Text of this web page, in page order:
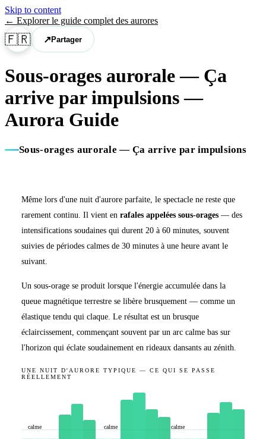
Skip to content
← Explorer le guide complet des aurores
🇫🇷 ↗Partager
Sous-orages aurorale — Ça
arrive par impulsions—
Aurora Guide
Sous-orages aurorale — Ça arrive par impulsions
Même lors d'une nuit d'aurore parfaite, le spectacle ne reste que
rarement continu. Il vient en rafales appelées sous-orages — des
intensifications soudaines qui durent 20 à 60 minutes, souvent
suivies de périodes calmes de 30 minutes à une heure avant le
suivant.
Un sous-orage se produit lorsque l'énergie accumulée dans la
queue magnétique terrestre se libère brusquement — comme un
élastique tendu qui claque. Le résultat est un brusque
éclaircissement, commençant souvent par un arc calme bas sur
l'horizon qui éclate soudainement en rideaux dansants au zénith.
UNE NUIT D'AURORE TYPIQUE — CE QUI SE PASSE
RÉELLEMENT
calme calme calme